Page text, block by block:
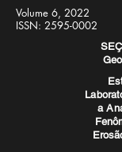
Volume 6, 2022
ISSN: 2595-0002
a